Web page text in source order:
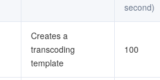
second)
Creates a
transcoding
template
100